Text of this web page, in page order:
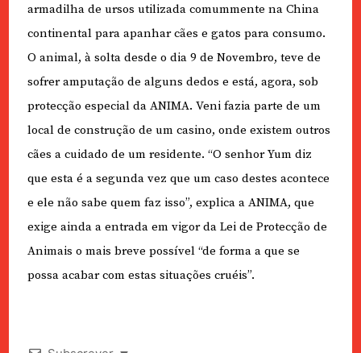
armadilha de ursos utilizada comummente na China
continental para apanhar cães e gatos para consumo.
O animal, à solta desde o dia 9 de Novembro, teve de
sofrer amputação de alguns dedos e está, agora, sob
protecção especial da ANIMA. Veni fazia parte de um
local de construção de um casino, onde existem outros
cães a cuidado de um residente. “O senhor Yum diz
que esta é a segunda vez que um caso destes acontece
e ele não sabe quem faz isso”, explica a ANIMA, que
exige ainda a entrada em vigor da Lei de Protecção de
Animais o mais breve possível “de forma a que se
possa acabar com estas situações cruéis”.